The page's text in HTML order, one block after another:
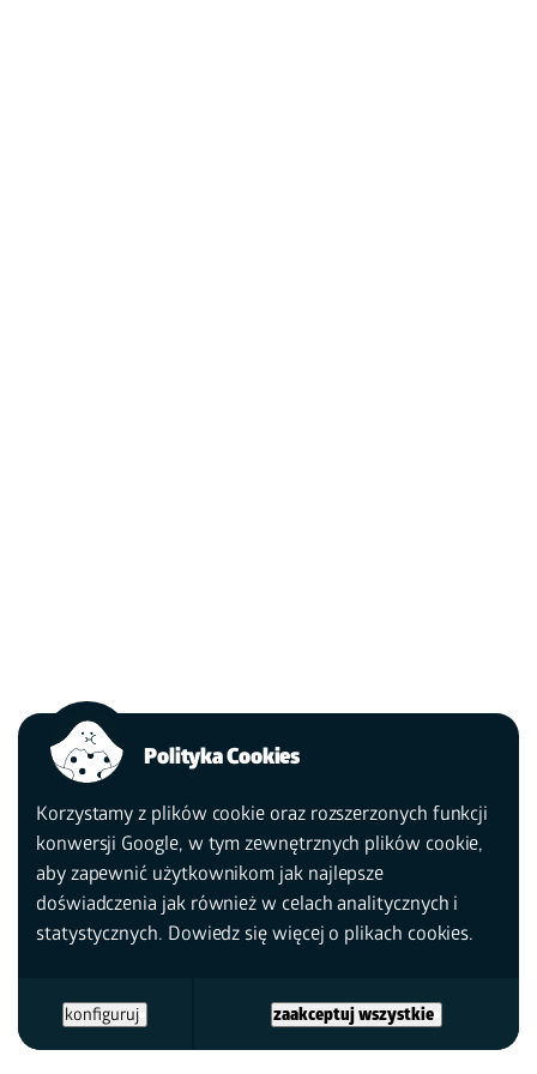
Polityka Cookies
Korzystamy z plików cookie oraz rozszerzonych funkcji
konwersji Google, w tym zewnętrznych plików cookie,
aby zapewnić użytkownikom jak najlepsze
doświadczenia jak również w celach analitycznych i
statystycznych. Dowiedz się więcej o plikach cookies.
konfiguruj zaakceptuj wszystkie